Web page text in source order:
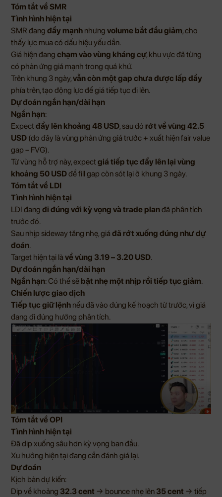
Tóm tắt về SMR
Tình hình hiện tại
SMR đang đẩy mạnh nhưng volume bắt đầu giảm, cho
thấy lực mua có dấu hiệu yếu dần.
Giá hiện đang chạm vào vùng kháng cự, khu vực đã từng
có phản ứng giá mạnh trong quá khứ.
Trên khung 3 ngày,vẫn còn một gap chưa được lấp đầy
phía trên, tạo động lực để giá tiếp tục đi lên.
Dự đoán ngắn hạn/dài hạn
Ngắn hạn:
Expect đẩy lên khoảng 48 USD, sau đó rớt về vùng 42.5
USD (do đây là vùng phản ứng giá trước + xuất hiện fair value
gap – FVG).
Từ vùng hỗ trợ này, expect giá tiếp tục đẩy lên lại vùng
khoảng 50 USDđể fill gap còn sót lại ở khung 3 ngày.
Tóm tắt về LDI
Tình hình hiện tại
LDI đang đi đúng với kỳ vọng và trade planđã phân tích
trước đó.
Sau nhịp sideway tăng nhẹ, giá đã rớt xuống đúng như dự
đoán.
Target hiện tại là về vùng 3.19 – 3.20 USD.
Dự đoán ngắn hạn/dài hạn
Ngắn hạn: Có thể sẽ bật nhẹ một nhịp rồi tiếp tục giảm.
Chiến lược giao dịch
Tiếp tục giữ lệnh nếu đã vào đúng kế hoạch từ trước, vì giá
đang đi đúng hướng phân tích.
Tóm tắt về OPI
Tình hình hiện tại
Đã dip xuống sâu hơn kỳ vọng ban đầu.
Xu hướng hiện tại đang cần đánh giá lại.
Dự đoán
Kịch bản dự kiến:
Dip về khoảng 32.3 cent → bounce nhẹ lên 35 cent → tiếp